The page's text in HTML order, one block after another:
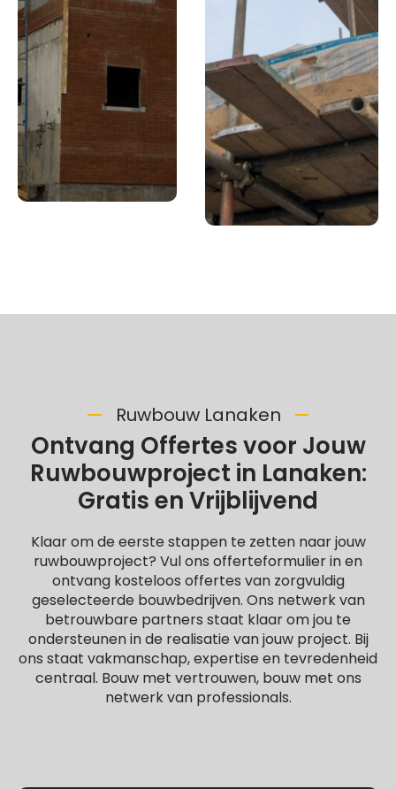
Ruwbouw Lanaken
Ontvang Offertes voor Jouw
Ruwbouwproject in Lanaken:
Gratis en Vrijblijvend
Klaar om de eerste stappen te zetten naar jouw
ruwbouwproject? Vul ons offerteformulier in en
ontvang kosteloos offertes van zorgvuldig
geselecteerde bouwbedrijven. Ons netwerk van
betrouwbare partners staat klaar om jou te
ondersteunen in de realisatie van jouw project. Bij
ons staat vakmanschap, expertise en tevredenheid
centraal. Bouw met vertrouwen, bouw met ons
netwerk van professionals.